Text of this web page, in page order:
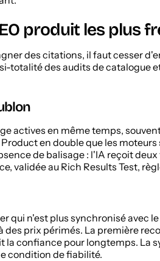
produit les plus
des citations, il faut cesser
totalité des audits de catalogue
actives en même temps,
en double que les
de balisage : l'IA reçoit
validée au Rich Results Test,
qui n'est plus synchronisé avec
des prix périmés. La première
la confiance pour longtemps. La
condition de fiabilité.